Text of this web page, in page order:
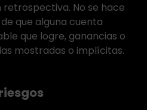
retrospectiva. No se hace
que alguna cuenta
que logre, ganancias o
mostradas o implícitas.